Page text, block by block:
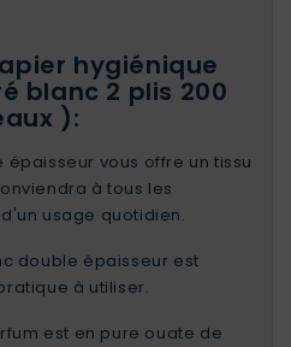
hygiénique
blanc 2 plis 200
):
vous offre un tissu
à tous les
usage quotidien.
double épaisseur est
à utiliser.
est en pure ouate de